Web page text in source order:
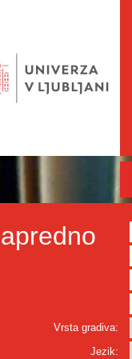
Vrsta gradiva:
Jezik: